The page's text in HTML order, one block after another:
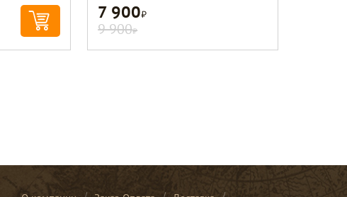
7 900Р
9 900Р